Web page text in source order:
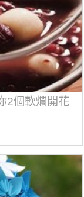
2個軟爛開花